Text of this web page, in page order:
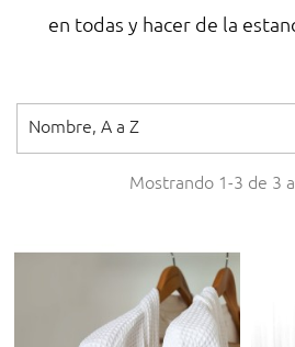
en todas y hacer de la
Nombre, A a Z
Mostrando 1-3 de 3